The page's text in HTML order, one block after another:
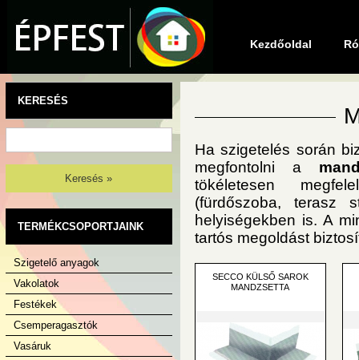
Kezdőoldal
KERESÉS
Keresés »
TERMÉKCSOPORTJAINK
Szigetelő anyagok
Vakolatok
Festékek
Csemperagasztók
Vasáruk
Ha szigetelés során
megfontolni a
tökéletesen
(fürdőszoba, terasz
helyiségekben is. A
tartós megoldást
SECCO KÜLSŐ SAROK
MANDZSETTA